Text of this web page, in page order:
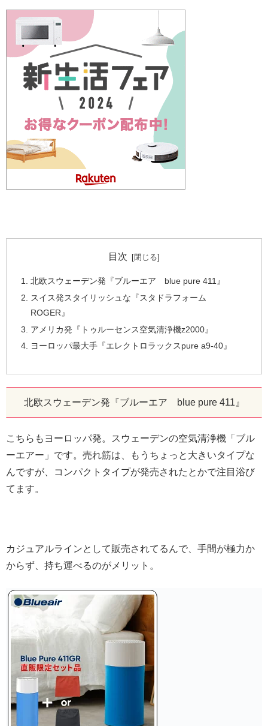
目次
北欧スウェーデン発『ブルーエア blue pure 411』
スイス発スタイリッシュな『スタドラフォーム
ROGER』
アメリカ発『トゥルーセンス空気清浄機z2000』
ヨーロッパ最大手『エレクトロラックスpure a9-40』
北欧スウェーデン発『ブルーエア blue pure 411』
こちらもヨーロッパ発。スウェーデンの空気清浄機「ブル
ーエアー」です。売れ筋は、もうちょっと大きいタイプな
んですが、コンパクトタイプが発売されたとかで注目浴び
てます。
カジュアルラインとして販売されてるんで、手間が極力か
からず、持ち運べるのがメリット。